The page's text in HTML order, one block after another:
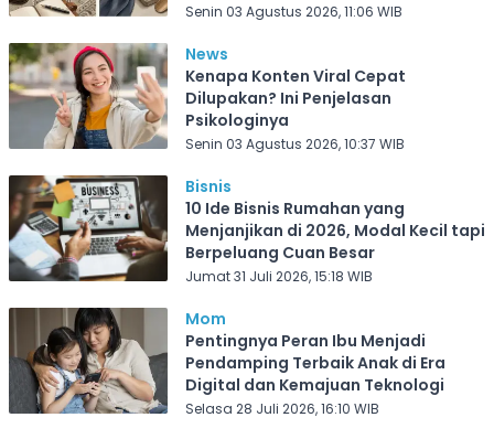
Senin 03 Agustus 2026, 11:06 WIB
News
Kenapa Konten Viral Cepat
Dilupakan? Ini Penjelasan
Psikologinya
Senin 03 Agustus 2026, 10:37 WIB
Bisnis
10 Ide Bisnis Rumahan yang
Menjanjikan di 2026, Modal Kecil tapi
Berpeluang Cuan Besar
Jumat 31 Juli 2026, 15:18 WIB
Mom
Pentingnya Peran Ibu Menjadi
Pendamping Terbaik Anak di Era
Digital dan Kemajuan Teknologi
Selasa 28 Juli 2026, 16:10 WIB